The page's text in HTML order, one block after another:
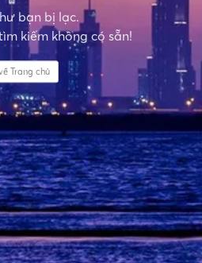
bạn bị lạc.
kiếm không có sẵn!
Trang chủ